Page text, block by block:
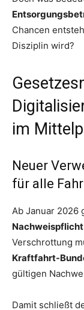
Chancen
Disziplin wird?
im
Neuer
für alle
Ab Januar 2026
Nachweispflicht
Verschrottung
Kraftfahrt-
gültigen
Damit schließt